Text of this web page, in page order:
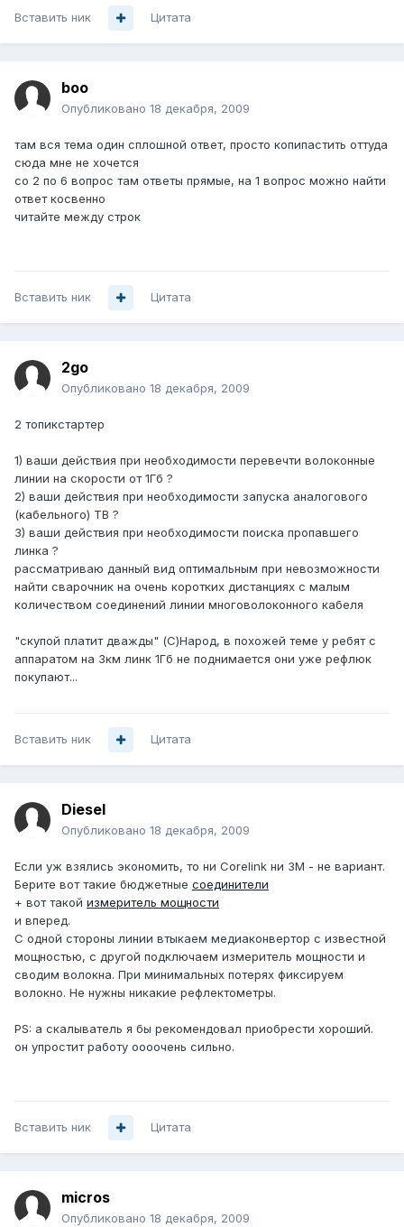
Вставить ник Цитата
boo
Опубликовано 18 декабря, 2009
там вся тема один сплошной ответ, просто копипастить оттуда
сюда мне не хочется
со 2 по 6 вопрос там ответы прямые, на 1 вопрос можно найти
ответ косвенно
читайте между строк
Вставить ник Цитата
2go
Опубликовано 18 декабря, 2009
2 топикстартер
1) ваши действия при необходимости перевечти волоконные
линии на скорости от 1Гб ?
2) ваши действия при необходимости запуска аналогового
(кабельного) ТВ ?
3) ваши действия при необходимости поиска пропавшего
линка ?
рассматриваю данный вид оптимальным при невозможности
найти сварочник на очень коротких дистанциях с малым
количеством соединений линии многоволоконного кабеля
"скупой платит дважды" (С)Народ, в похожей теме у ребят с
аппаратом на 3км линк 1Гб не поднимается они уже рефлюк
покупают...
Вставить ник Цитата
Diesel
Опубликовано 18 декабря, 2009
Если уж взялись экономить, то ни Corelink ни 3M - не вариант.
Берите вот такие бюджетные соединители
+ вот такой измеритель мощности
и вперед.
С одной стороны линии втыкаем медиаконвертор с известной
мощностью, с другой подключаем измеритель мощности и
сводим волокна. При минимальных потерях фиксируем
волокно. Не нужны никакие рефлектометры.
PS: а скалыватель я бы рекомендовал приобрести хороший.
он упростит работу оооочень сильно.
Вставить ник Цитата
micros
Опубликовано 18 декабря, 2009